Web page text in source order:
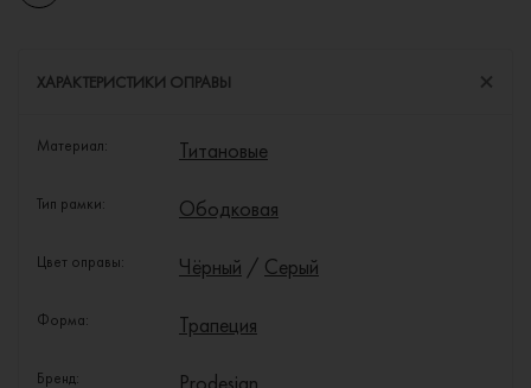
ХАРАКТЕРИСТИКИ ОПРАВЫ
Материал: Титановые
Тип рамки: Ободковая
Цвет оправы: Чёрный / Серый
Форма: Трапеция
Бренд: Prodesign